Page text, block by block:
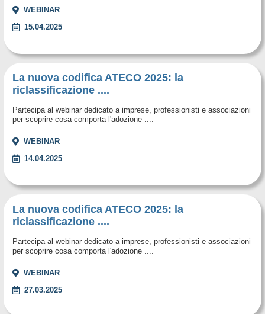
WEBINAR
15.04.2025
La nuova codifica ATECO 2025: la
riclassificazione ....
Partecipa al webinar dedicato a imprese, professionisti e associazioni
per scoprire cosa comporta l'adozione ....
WEBINAR
14.04.2025
La nuova codifica ATECO 2025: la
riclassificazione ....
Partecipa al webinar dedicato a imprese, professionisti e associazioni
per scoprire cosa comporta l'adozione ....
WEBINAR
27.03.2025